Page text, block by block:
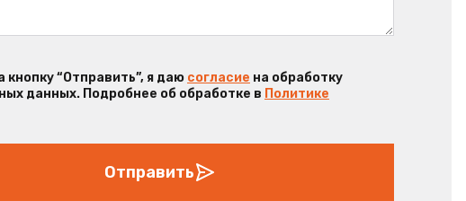
кнопку “Отправить”, я даю согласие на обработку
данных. Подробнее об обработке в Политике
Отправить